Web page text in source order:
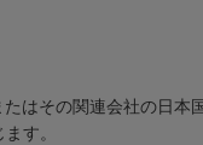
はその関連会社の日本
す。